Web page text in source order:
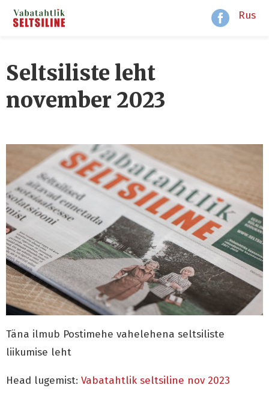
Rus
Seltsiliste leht
november 2023
Täna ilmub Postimehe vahelehena seltsiliste
liikumise leht
Head lugemist: Vabatahtlik seltsiline nov 2023